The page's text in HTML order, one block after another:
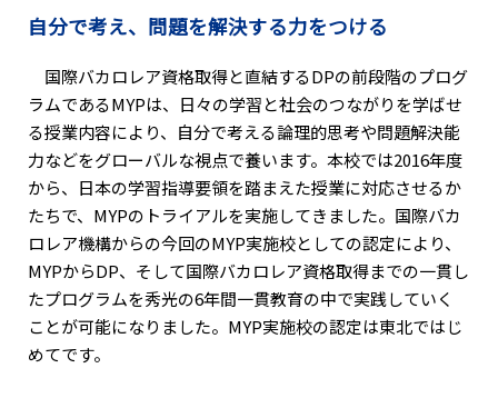
自分で考え、問題を解決する力をつける
国際バカロレア資格取得と直結するDPの前段階のプログ
ラムであるMYPは、日々の学習と社会のつながりを学ばせ
る授業内容により、自分で考える論理的思考や問題解決能
力などをグローバルな視点で養います。本校では2016年度
から、日本の学習指導要領を踏まえた授業に対応させるか
たちで、MYPのトライアルを実施してきました。国際バカ
ロレア機構からの今回のMYP実施校としての認定により、
MYPからDP、そして国際バカロレア資格取得までの一貫し
たプログラムを秀光の6年間一貫教育の中で実践していく
ことが可能になりました。MYP実施校の認定は東北ではじ
めてです。